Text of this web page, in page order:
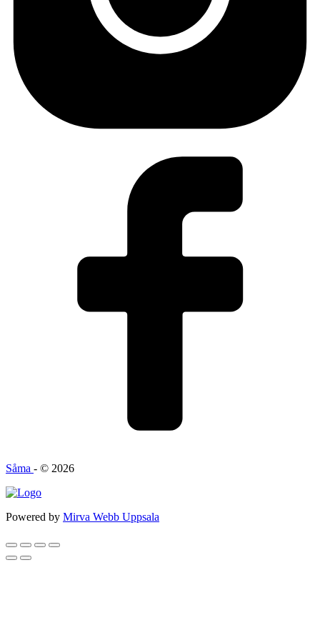
Såma - © 2026
Powered by Mirva Webb Uppsala